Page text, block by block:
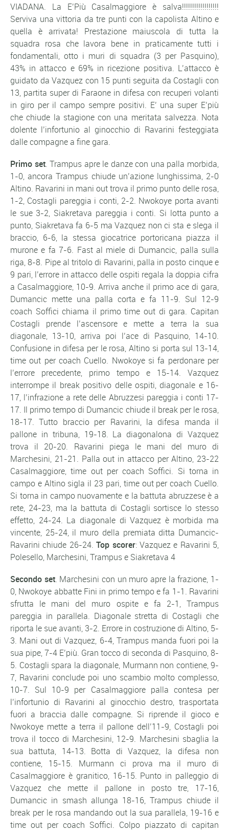
VIADANA. La E’Più Casalmaggiore è salva!!!!!!!!!!!!!!!!!!
Serviva una vittoria da tre punti con la capolista Altino e
quella è arrivata! Prestazione maiuscola di tutta la
squadra rosa che lavora bene in praticamente tutti i
fondamentali, otto i muri di squadra (3 per Pasquino),
43% in attacco e 69% in ricezione positiva. L’attacco è
guidato da Vazquez con 15 punti seguita da Costagli con
13, partita super di Faraone in difesa con recuperi volanti
in giro per il campo sempre positivi. E’ una super E’più
che chiude la stagione con una meritata salvezza. Nota
dolente l’infortunio al ginocchio di Ravarini festeggiata
dalle compagne a fine gara.
Primo set. Trampus apre le danze con una palla morbida,
1-0, ancora Trampus chiude un’azione lunghissima, 2-0
Altino. Ravarini in mani out trova il primo punto delle rosa,
1-2, Costagli pareggia i conti, 2-2. Nwokoye porta avanti
le sue 3-2, Siakretava pareggia i conti. Si lotta punto a
punto, Siakretava fa 6-5 ma Vazquez non ci sta e slega il
braccio, 6-6, la stessa giocatrice portoricana piazza il
murone e fa 7-6. Fast al miele di Dumancic, palla sulla
riga, 8-8. Pipe al tritolo di Ravarini, palla in posto cinque e
9 pari, l’errore in attacco delle ospiti regala la doppia cifra
a Casalmaggiore, 10-9. Arriva anche il primo ace di gara,
Dumancic mette una palla corta e fa 11-9. Sul 12-9
coach Soffici chiama il primo time out di gara. Capitan
Costagli prende l’ascensore e mette a terra la sua
diagonale, 13-10, arriva poi l’ace di Pasquino, 14-10.
Confusione in difesa per le rosa, Altino si porta sul 13-14,
time out per coach Cuello. Nwokoye si fa perdonare per
l’errore precedente, primo tempo e 15-14. Vazquez
interrompe il break positivo delle ospiti, diagonale e 16-
17, l’infrazione a rete delle Abruzzesi pareggia i conti 17-
17. Il primo tempo di Dumancic chiude il break per le rosa,
18-17. Tutto braccio per Ravarini, la difesa manda il
pallone in tribuna, 19-18. La diagonalona di Vazquez
trova il 20-20. Ravarini piega le mani del muro di
Marchesini, 21-21. Palla out in attacco per Altino, 23-22
Casalmaggiore, time out per coach Soffici. Si torna in
campo e Altino sigla il 23 pari, time out per coach Cuello.
Si torna in campo nuovamente e la battuta abruzzese è a
rete, 24-23, ma la battuta di Costagli sortisce lo stesso
effetto, 24-24. La diagonale di Vazquez è morbida ma
vincente, 25-24, il muro della premiata ditta Dumancic-
Ravarini chiude 26-24.Top scorer: Vazquez e Ravarini 5,
Polesello, Marchesini, Trampus e Siakretava 4
Secondo set. Marchesini con un muro apre la frazione, 1-
0, Nwokoye abbatte Fini in primo tempo e fa 1-1. Ravarini
sfrutta le mani del muro ospite e fa 2-1, Trampus
pareggia in parallela. Diagonale stretta di Costagli che
riporta le sue avanti, 3-2. Errore in costruzione di Altino, 5-
3. Mani out di Vazquez, 6-4, Trampus manda fuori poi la
sua pipe, 7-4 E’più. Gran tocco di seconda di Pasquino, 8-
5. Costagli spara la diagonale, Murmann non contiene, 9-
7, Ravarini conclude poi uno scambio molto complesso,
10-7. Sul 10-9 per Casalmaggiore palla contesa per
l’infortunio di Ravarini al ginocchio destro, trasportata
fuori a braccia dalle compagne. Si riprende il gioco e
Nwokoye mette a terra il pallone dell’11-9, Costagli poi
trova il tocco di Marchesini, 12-9. Marchesini sbaglia la
sua battuta, 14-13. Botta di Vazquez, la difesa non
contiene, 15-15. Murmann ci prova ma il muro di
Casalmaggiore è granitico, 16-15. Punto in palleggio di
Vazquez che mette il pallone in posto tre, 17-16,
Dumancic in smash allunga 18-16, Trampus chiude il
break per le rosa mandando out la sua parallela, 19-16 e
time out per coach Soffici. Colpo piazzato di capitan